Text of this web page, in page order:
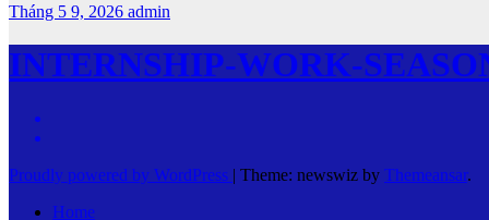
Tháng 5 9, 2026 admin
INTERNSHIP-WORK-
Proudly powered by WordPress | Theme: newswiz by Themeansar.
Home